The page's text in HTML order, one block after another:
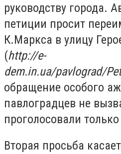
руководству города.
петиции просит
К.Маркса в улицу
(http://e-
dem.in.ua/pavlograd/
обращение особого
павлоградцев не
проголосовали
Вторая просьба